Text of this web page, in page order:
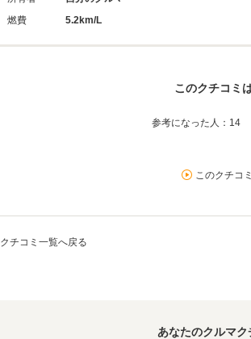
燃費
5.2km/L
このクチコミ
参考になった人：14
このクチコ
クチコミ一覧へ戻る
あなたのクルマ